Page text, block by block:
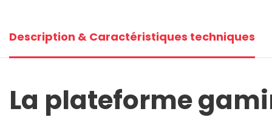
Description & Caractéristiques techniques
La plateforme